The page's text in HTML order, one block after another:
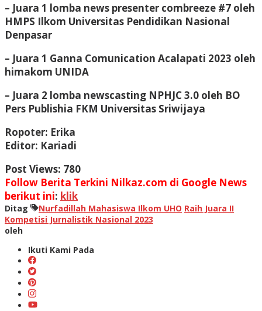
– Juara 1 lomba news presenter combreeze #7 oleh
HMPS Ilkom Universitas Pendidikan Nasional
Denpasar
– Juara 1 Ganna Comunication Acalapati 2023 oleh
himakom UNIDA
– Juara 2 lomba newscasting NPHJC 3.0 oleh BO
Pers Publishia FKM Universitas Sriwijaya
Ropoter: Erika
Editor: Kariadi
Post Views: 780
Follow Berita Terkini Nilkaz.com di Google News
berikut ini: klik
Ditag Nurfadillah Mahasiswa Ilkom UHO Raih Juara II
Kompetisi Jurnalistik Nasional 2023
oleh
Ikuti Kami Pada